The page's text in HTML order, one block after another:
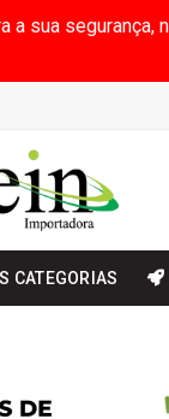
a sua
CATEGORIAS